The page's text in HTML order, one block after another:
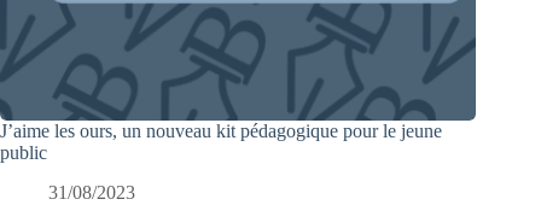
J’aime les ours, un nouveau kit pédagogique pour le jeune
public
31/08/2023